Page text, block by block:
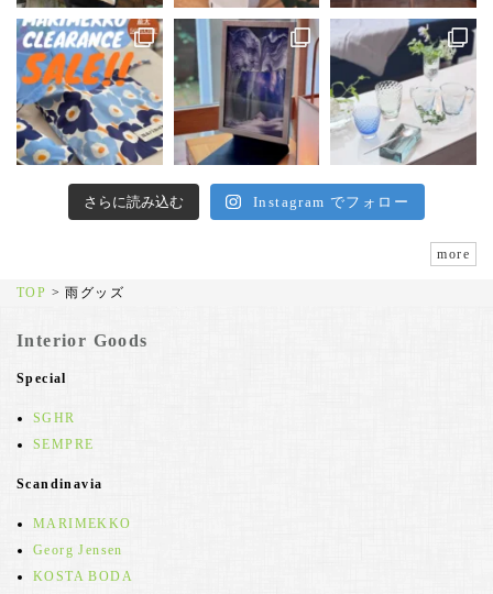
さらに読み込む Instagram でフォロー
more
TOP >雨グッズ
Interior Goods
Special
SGHR
SEMPRE
Scandinavia
MARIMEKKO
Georg Jensen
KOSTA BODA